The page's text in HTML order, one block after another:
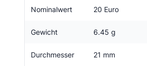
Nominalwert 20 Euro
Gewicht 6.45 g
Durchmesser 21 mm